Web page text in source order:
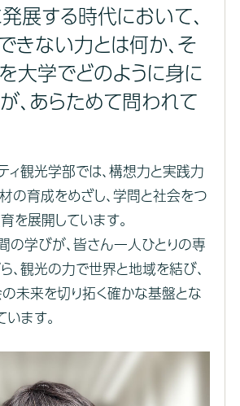
展する時代において、
きない力とは何か、そ
大学でどのように身に
、あらためて問われて
ィ観光学部では、構想力と実践力
の育成をめざし、学問と社会をつ
を展開しています。
学びが、皆さん一人ひとりの専
、観光の力で世界と地域を結び、
未来を切り拓く確かな基盤とな
ます。